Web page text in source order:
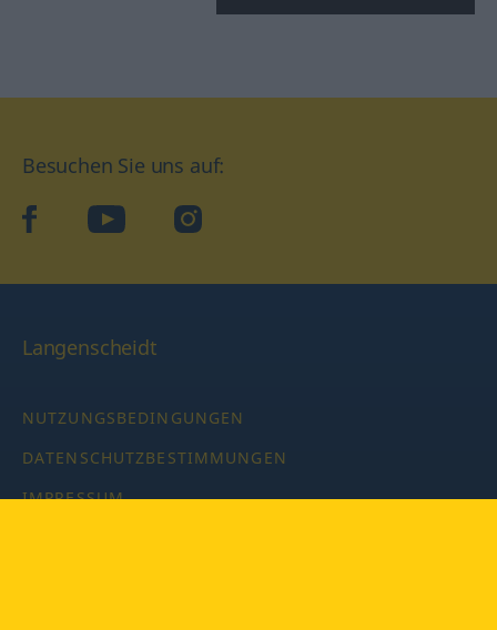
Besuchen Sie uns auf:
facebookYouTube Instagram
Langenscheidt
NUTZUNGSBEDINGUNGEN
DATENSCHUTZBESTIMMUNGEN
IMPRESSUM